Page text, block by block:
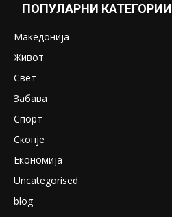
ПОПУЛАРНИ КАТЕГОРИИ
Македонија
Живот
Свет
Забава
Спорт
Скопје
Економија
Uncategorised
blog